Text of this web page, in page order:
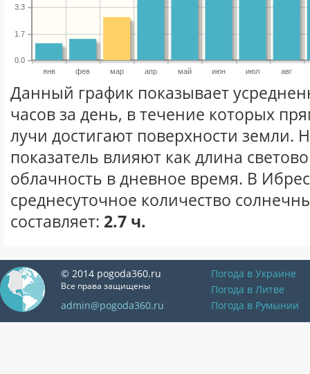
янв фев мар апр май июн июл авг
0.0
1.7
3.3
Данный график показывает
часов за день, в течение которых
лучи достигают поверхности земли.
показатель влияют как длина
облачность в дневное время. В
среднесуточное количество
составляет: 2.7 ч.
© 2014 pogoda360.ru
Все права защищены
admin@pogoda360.ru
Погода в Украине
Погода в Литве
Погода в Румынии